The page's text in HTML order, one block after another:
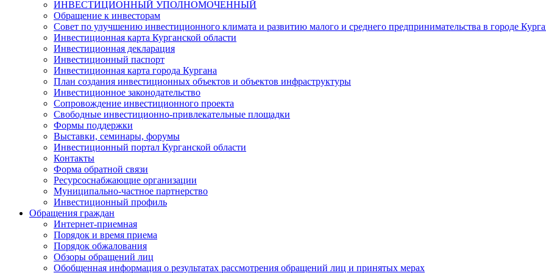
ИНВЕСТИЦИОННЫЙ УПОЛНОМОЧЕННЫЙ
Обращение к инвесторам
Совет по улучшению инвестиционного климата и развитию малого и среднего предпринимательства в городе
Инвестиционная карта Курганской области
Инвестиционная декларация
Инвестиционный паспорт
Инвестиционная карта города Кургана
План создания инвестиционных объектов и объектов инфраструктуры
Инвестиционное законодательство
Сопровождение инвестиционного проекта
Свободные инвестиционно-привлекательные площадки
Формы поддержки
Выставки, семинары, форумы
Инвестиционный портал Курганской области
Контакты
Форма обратной связи
Ресурсоснабжающие организации
Муниципально-частное партнерство
Инвестиционный профиль
Обращения граждан
Интернет-приемная
Порядок и время приема
Порядок обжалования
Обзоры обращений лиц
Обобщенная информация о результатах рассмотрения обращений лиц и принятых мерах